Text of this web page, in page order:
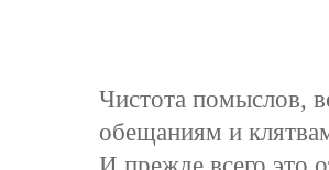
Чистота помыслов,
обещаниям и
И прежде всего это